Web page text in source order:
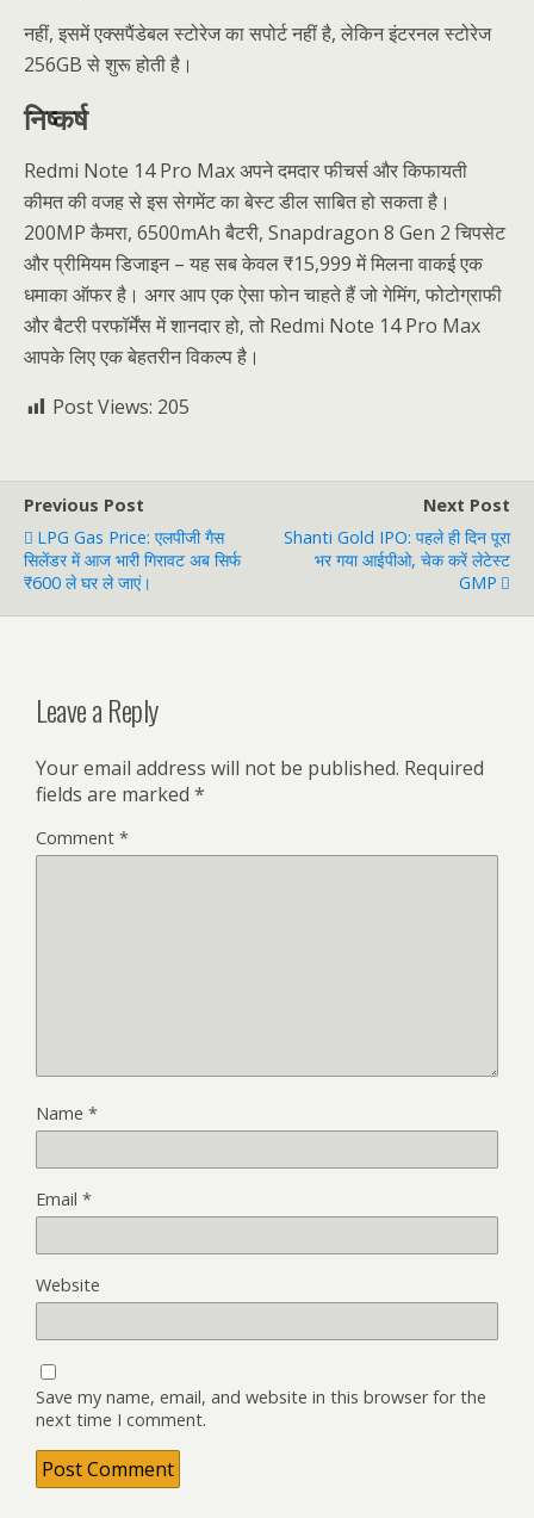
नहीं, इसमें एक्सपैंडेबल स्टोरेज का सपोर्ट नहीं है, लेकिन इंटरनल स्टोरेज
256GB से शुरू होती है।
निष्कर्ष
Redmi Note 14 Pro Max अपने दमदार फीचर्स और किफायती
कीमत की वजह से इस सेगमेंट का बेस्ट डील साबित हो सकता है।
200MP कैमरा, 6500mAh बैटरी, Snapdragon 8 Gen 2 चिपसेट
और प्रीमियम डिजाइन – यह सब केवल ₹15,999 में मिलना वाकई एक
धमाका ऑफर है। अगर आप एक ऐसा फोन चाहते हैं जो गेमिंग, फोटोग्राफी
और बैटरी परफॉर्मेंस में शानदार हो, तो Redmi Note 14 Pro Max
आपके लिए एक बेहतरीन विकल्प है।
Post Views: 205
Previous Post
LPG Gas Price: एलपीजी गैस
सिलेंडर में आज भारी गिरावट अब सिर्फ
₹600 ले घर ले जाएं।
Next Post
Shanti Gold IPO: पहले ही दिन पूरा
भर गया आईपीओ, चेक करें लेटेस्ट
GMP
Leave a Reply
Your email address will not be published. Required
fields are marked *
Comment *
Name *
Email *
Website
Save my name, email, and website in this browser for the
next time I comment.